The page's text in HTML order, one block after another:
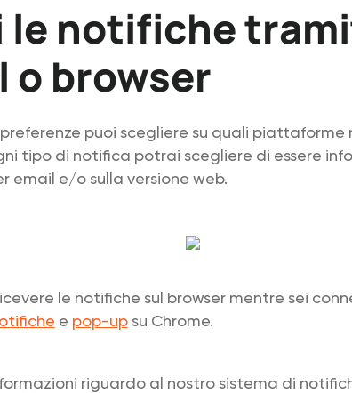
le notifiche
o browser
puoi scegliere su quali piattaforme
tipo di notifica potrai scegliere di essere
email e/o sulla versione web.
le notifiche sul browser mentre sei
e pop-upsu Chrome.
riguardo al nostro sistema di